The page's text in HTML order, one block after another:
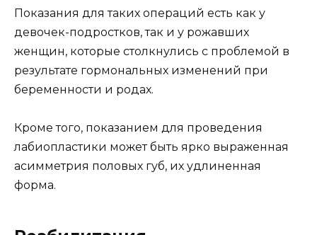
Показания для таких операций есть как у
девочек-подростков, так и у рожавших
женщин, которые столкнулись с проблемой в
результате гормональных изменений при
беременности и родах.
Кроме того, показанием для проведения
лабиопластики может быть ярко выраженная
асимметрия половых губ, их удлиненная
форма.